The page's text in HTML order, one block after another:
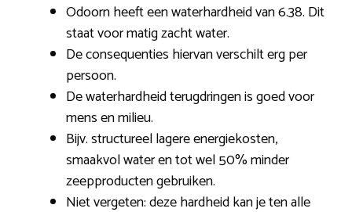
Odoorn heeft een waterhardheid van 6.38. Dit
staat voor matig zacht water.
De consequenties hiervan verschilt erg per
persoon.
De waterhardheid terugdringen is goed voor
mens en milieu.
Bijv. structureel lagere energiekosten,
smaakvol water en tot wel 50% minder
zeepproducten gebruiken.
Niet vergeten: deze hardheid kan je ten alle